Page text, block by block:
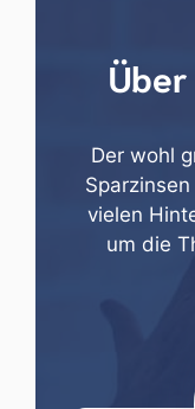
Der wohl
vielen
um die